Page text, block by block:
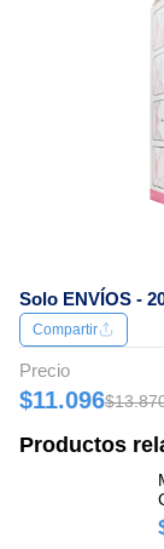
Solo ENVÍOS -
Compartir
Precio
$11.096
Productos